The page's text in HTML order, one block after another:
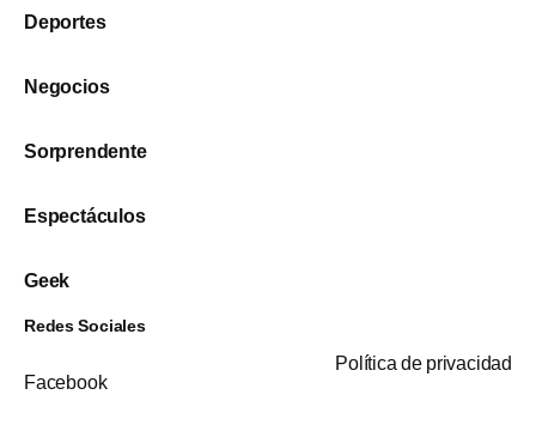
Deportes
Negocios
Sorprendente
Espectáculos
Geek
Redes Sociales
Facebook
Política de privacidad